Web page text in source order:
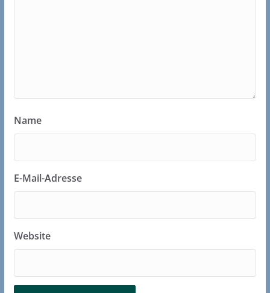
Name
E-Mail-Adresse
Website